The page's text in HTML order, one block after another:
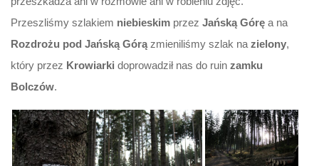
Przeszliśmy szlakiem niebieskim przez Jańską Górę a na
Rozdrożu pod Jańską Górą zmieniliśmy szlak na zielony,
który przez Krowiarki doprowadził nas do ruin zamku
Bolczów.